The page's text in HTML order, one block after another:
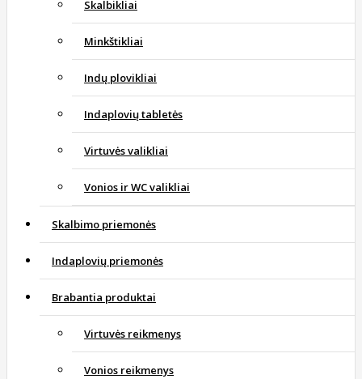
Skalbikliai
Minkštikliai
Indų plovikliai
Indaplovių tabletės
Virtuvės valikliai
Vonios ir WC valikliai
Skalbimo priemonės
Indaplovių priemonės
Brabantia produktai
Virtuvės reikmenys
Vonios reikmenys